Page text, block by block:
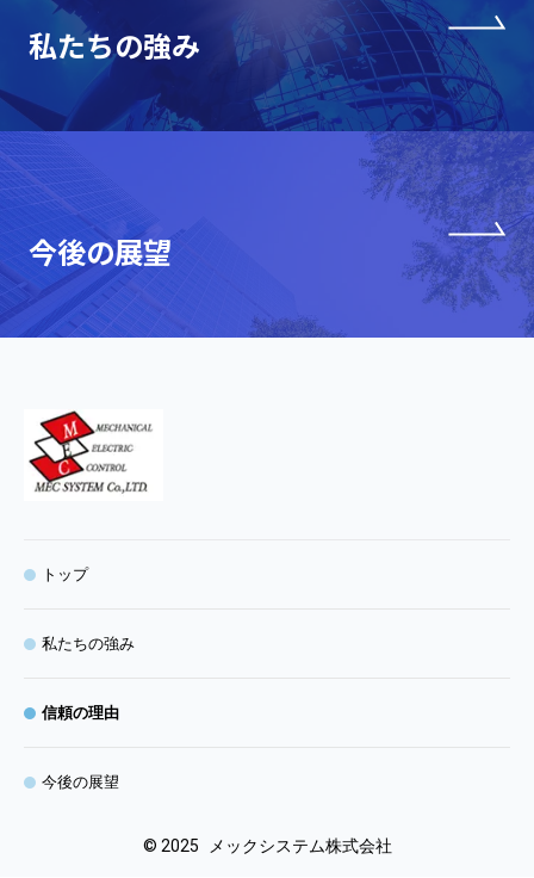
私たちの強み
今後の展望
トップ
私たちの強み
信頼の理由
今後の展望
© 2025 メックシステム株式会社